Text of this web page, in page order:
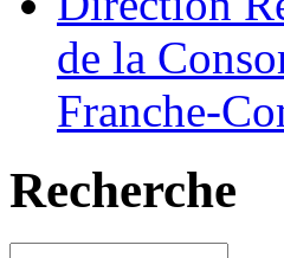
de la
Franche-
Recherche